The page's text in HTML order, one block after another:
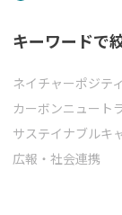
キーワードで
ネイチャーポジテ
カーボンニュート
サステイナブルキ
広報・社会連携
り